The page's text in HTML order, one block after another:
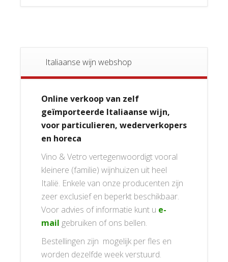
Italiaanse wijn webshop
Online verkoop van zelf
geïmporteerde Italiaanse wijn,
voor particulieren, wederverkopers
en horeca
Vino & Vetro vertegenwoordigt vooral
kleinere (familie) wijnhuizen uit heel
Italië. Enkele van onze producenten zijn
zeer exclusief en beperkt beschikbaar.
Voor advies of informatie kunt u e-
mail gebruiken of ons bellen.
Bestellingen zijn mogelijk per fles en
worden dezelfde week verstuurd.